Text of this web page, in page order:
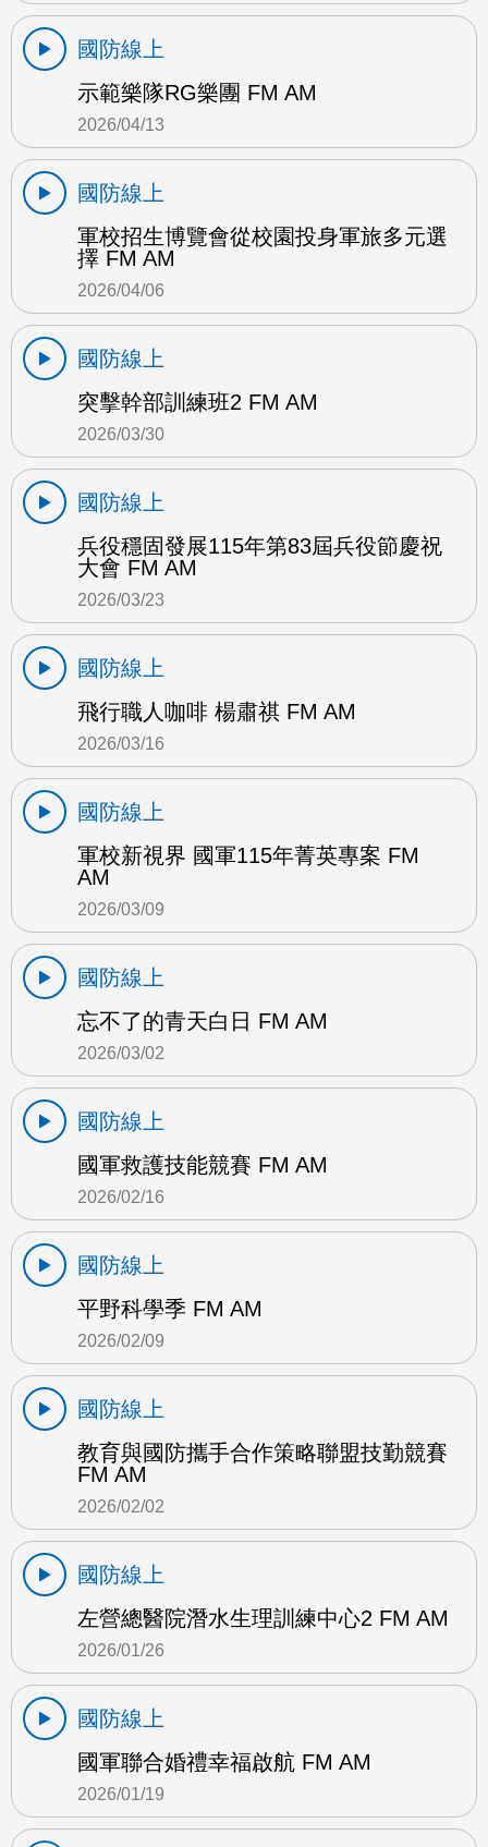
國防線上
示範樂隊RG樂團 FM AM
2026/04/13
國防線上
軍校招生博覽會從校園投身軍旅多元選
擇 FM AM
2026/04/06
國防線上
突擊幹部訓練班2 FM AM
2026/03/30
國防線上
兵役穩固發展115年第83屆兵役節慶祝
大會 FM AM
2026/03/23
國防線上
飛行職人咖啡 楊肅祺 FM AM
2026/03/16
國防線上
軍校新視界 國軍115年菁英專案 FM
AM
2026/03/09
國防線上
忘不了的青天白日 FM AM
2026/03/02
國防線上
國軍救護技能競賽 FM AM
2026/02/16
國防線上
平野科學季 FM AM
2026/02/09
國防線上
教育與國防攜手合作策略聯盟技勤競賽
FM AM
2026/02/02
國防線上
左營總醫院潛水生理訓練中心2 FM AM
2026/01/26
國防線上
國軍聯合婚禮幸福啟航 FM AM
2026/01/19